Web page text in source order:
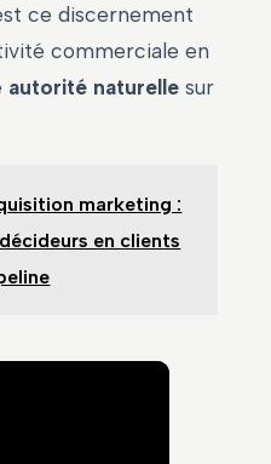
ce discernement
commerciale en
autorité naturelle sur
marketing :
en clients